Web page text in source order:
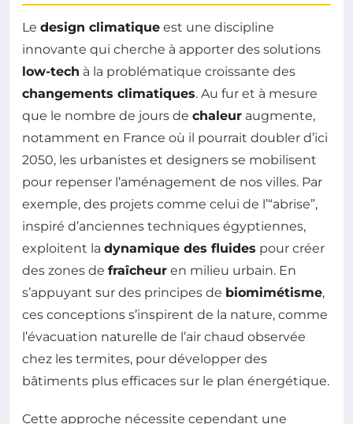
Le design climatique est une discipline
innovante qui cherche à apporter des solutions
low-tech à la problématique croissante des
changements climatiques. Au fur et à mesure
que le nombre de jours de chaleur augmente,
notamment en France où il pourrait doubler d’ici
2050, les urbanistes et designers se mobilisent
pour repenser l’aménagement de nos villes. Par
exemple, des projets comme celui de l’“abrise”,
inspiré d’anciennes techniques égyptiennes,
exploitent la dynamique des fluides pour créer
des zones de fraîcheur en milieu urbain. En
s’appuyant sur des principes de biomimétisme,
ces conceptions s’inspirent de la nature, comme
l’évacuation naturelle de l’air chaud observée
chez les termites, pour développer des
bâtiments plus efficaces sur le plan énergétique.
Cette approche nécessite cependant une